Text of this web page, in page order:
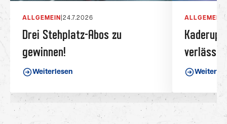
ALLGEMEIN 24.7.2026
Drei Stehplatz-Abos zu
gewinnen!
Weiterlesen
ALLGEMEIN |
verlässt